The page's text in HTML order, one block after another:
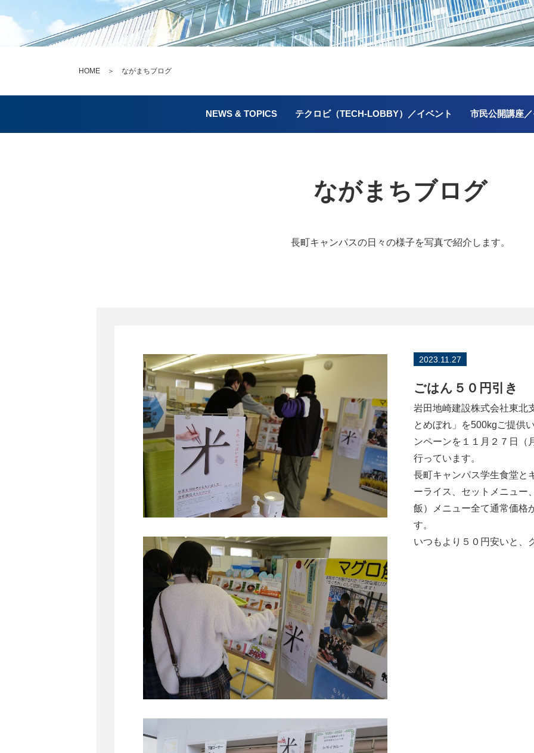
HOME ＞ ながまちブログ
NEWS & TOPICS テクロビ（TECH-LOBBY）／イベント 市民公開講座
ながまちブログ
長町キャンパスの日々の様子を写真で紹介します。
2023.11.27
ごはん５０円引き
岩田地崎建設株式会社東北
とめぼれ」を500kgご提供
ンペーンを１１月２７日（
行っています。
長町キャンパス学生食堂と
ーライス、セットメニュー
飯）メニュー全て通常価格
す。
いつもより５０円安いと、